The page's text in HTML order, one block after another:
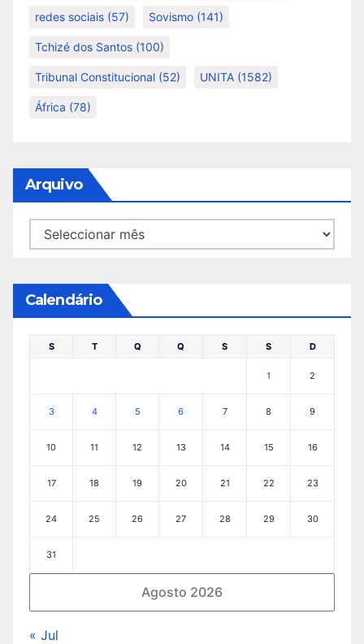
redes sociais (57) Sovismo (141)
Tchizé dos Santos (100)
Tribunal Constitucional (52) UNITA (1582)
África (78)
Arquivo
Arquivo
Calendário
Agosto 2026
S T Q Q S S D
1 2
3 4 5 6 7 8 9
10 11 12 13 14 15 16
17 18 19 20 21 22 23
24 25 26 27 28 29 30
31
« Jul